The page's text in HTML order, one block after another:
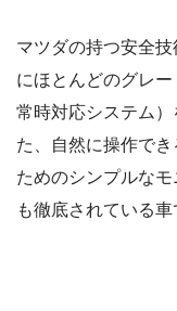
マツダの持つ安全
にほとんどのグレ
常時対応システム
た、自然に操作で
ためのシンプルな
も徹底されている車